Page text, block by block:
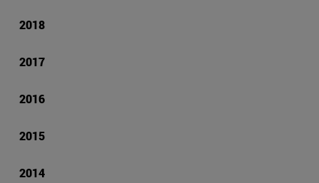
2018
2017
2016
2015
2014